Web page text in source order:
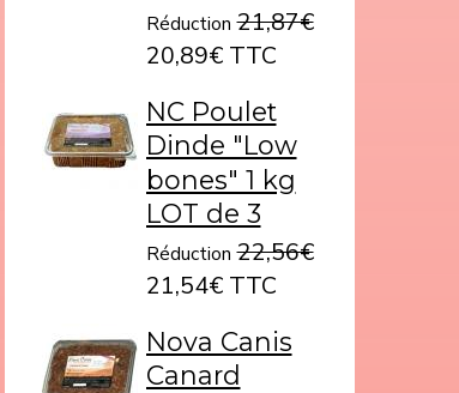
Réduction 21,87€
20,89€ TTC
NC Poulet
Dinde "Low
bones" 1 kg
LOT de 3
Réduction 22,56€
21,54€ TTC
Nova Canis
Canard